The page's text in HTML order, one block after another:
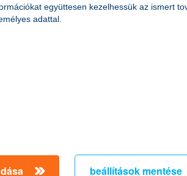
vlogger, aki a fiatal generációk számára teszi
együttesen kezelhessük az ismert
adattal.
beállítások mentése